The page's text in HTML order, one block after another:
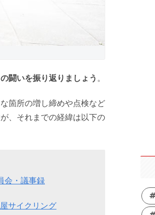
闘いを振り返りましょう 。
箇所の増し締めや点検など
、それまでの経緯は以下の
会・議事録
サイクリング